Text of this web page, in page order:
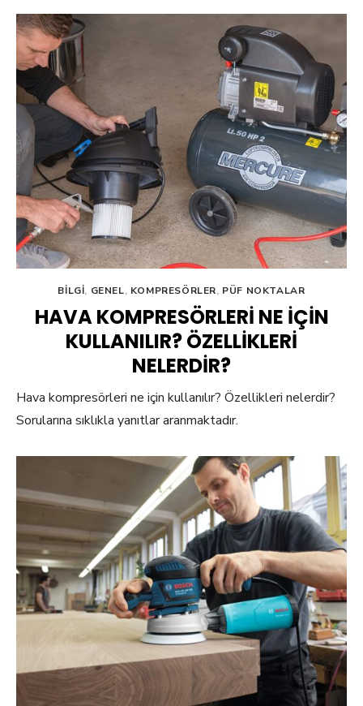
BILGI, GENEL, KOMPRESÖRLER, PÜF NOKTALAR
HAVA KOMPRESÖRLERI NE İÇIN
KULLANILIR? ÖZELLIKLERI
NELERDIR?
Hava kompresörleri ne için kullanılır? Özellikleri nelerdir?
Sorularına sıklıkla yanıtlar aranmaktadır.